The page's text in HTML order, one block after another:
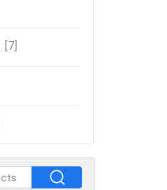
[7]